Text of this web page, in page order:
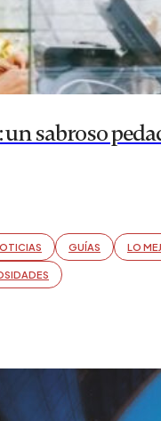
sabroso
GUÍAS LO